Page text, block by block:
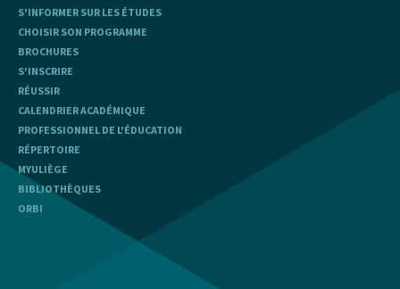
S'INFORMER SUR LES ÉTUDES
CHOISIR SON PROGRAMME
BROCHURES
S'INSCRIRE
RÉUSSIR
CALENDRIER ACADÉMIQUE
PROFESSIONNEL DE L'ÉDUCATION
RÉPERTOIRE
MYULIÈGE
BIBLIOTHÈQUES
ORBI